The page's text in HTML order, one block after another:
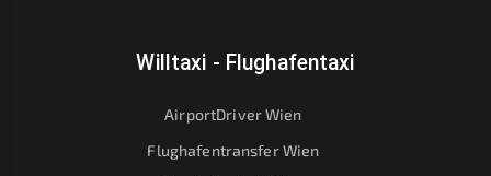
Willtaxi - Flughafentaxi
AirportDriver Wien
Flughafentransfer Wien